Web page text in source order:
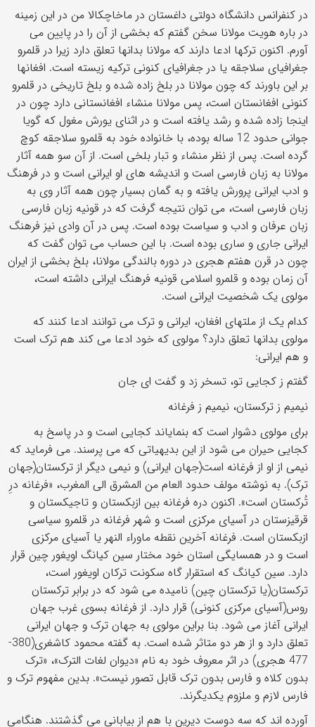
در کنفرانس دانشگاه دولتی داغستان در ماخاچکالا من در این زمینه
در باره هویت مولانا سخن گفتم که بخشی از آن را در پایین می
آورم. اکنون ترکها ادعا دارند که مولانا بدانها تعلق دارد زیرا در قلمرو
جغرافیای سلاجقه یا در جغرافیای کنونی ترکیه زیسته است. افغانها
بر این باورند که چون مولانا در بلخ زاده شده و بلخ تاریخی در قلمرو
کنونی افغانستان است، پس مولانا منشاء افغانستانی دارد چون در
اینجا زاده شده و رشد یافته است و در اثنای یورش مغول که گویا
جوانی حدود 12 ساله بوده، با خانواده خود به قلمرو سلاجقه کوچ
گرده است. پس از نظر منشاء و تبار بلخی است. از آن سو همه آثار
مولانا به زبان فارسی است و اندیشه های او ایرانی است و در فرهنگ
و ادب ایرانی پرورش یافته و به گمان بسیار چون همه آثار وی به
زبان فارسی است، می توان نتیجه گرفت که در قونیه زبان فارسی
زبان عرفان و ادب و سیاست بوده است. پس در آن وادی نیز فرهنگ
ایرانی جاری و ساری بوده است. با این حساب می توان گفت که
چون در قرن هفتم هجری در دوره بالندگی مولانا، بلخ بخشی از ایران
آن زمان بوده و قلمرو اسلامی قونیه فرهنگ ایرانی داشته است،
مولوی یک شخصیت ایرانی است.
کدام یک از ملتهای افغان، ایرانی و ترک می توانند ادعا کنند که
مولوی بدانها تعلق دارد؟ مولوی که خود ادعا می کند هم ترک است
و هم ایرانی:
گفتم ز کجایی تو، تسخر زد و گفت ای جان
نیمیم ز ترکستان، نیمیم ز فرغانه
برای مولوی دشوار است که بنمایاند کجایی است و در پاسخ به
کجایی حیران می شود از این بدیهیاتی که می پرسند. می فرماید که
نیمی از او از فرغانه است(جهان ایرانی) و نیمی دیگر از ترکستان(جهان
ترک). به نوشته مولف حدود العام من المشرق الی المغرب، «فرغانه درِ
تُرکستان است». اکنون دره فرغانه بین ازبکستان و تاجیکستان و
قرقیزستان در آسیای مرکزی است و شهر فرغانه در قلمرو سیاسی
ازبکستان است. فرغانه آخرین نقطه ماوراء النهر یا آسیای مرکزی
است و در همسایگی استان خود مختار سین کیانگ اویغور چین قرار
دارد. سین کیانگ که استقرار گاه سکونت ترکان اویغور است،
ترکستان(یا ترکستان چین) نامیده می شود که در برابر ترکستان
روس(آسیای مرکزی کنونی) قرار دارد. از فرغانه بسوی غرب جهان
ایرانی آغاز می شود. بنا براین مولوی به جهان ترک و جهان ایرانی
تعلق دارد و از هر دو متاثر شده است. به گفته محمود کاشغری(380-
477 هجری) در اثر معروف خود به نام «دیوان لغات الترک»، «ترک
بدون کلاه و فارس بدون ترک قابل تصور نیست». بدین مفهوم ترک و
فارس لازم و ملزوم یکدیگرند.
آورده اند که سه دوست دیرین با هم از بیابانی می گذشتند. هنگامی